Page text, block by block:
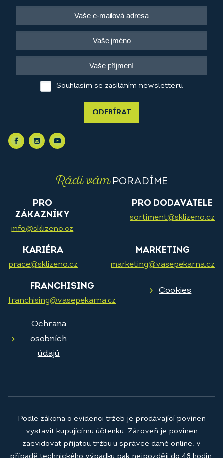
Souhlasím se zasíláním newsletteru
ODEBÍRAT
Rádi vámPORADÍME
PRO
ZÁKAZNÍKY
info@sklizeno.cz
PRO DODAVATELE
sortiment@sklizeno.cz
KARIÉRA
prace@sklizeno.cz
MARKETING
marketing@vasepekarna.cz
FRANCHISING
franchising@vasepekarna.cz
Cookies
Ochrana
osobních
údajů
Podle zákona o evidenci tržeb je prodávající povinen
vystavit kupujícímu účtenku. Zároveň je povinen
zaevidovat přijatou tržbu u správce daně online; v
případě technického výpadku pak nejpozději do 48 hodin.